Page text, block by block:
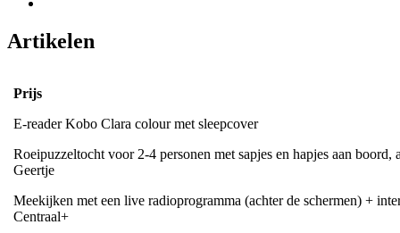
Artikelen
Prijs
E-reader Kobo Clara colour met sleepcover
Roeipuzzeltocht voor 2-4 personen met sapjes en hapjes aan
Geertje
Meekijken met een live radioprogramma (achter de schermen) +
Centraal+